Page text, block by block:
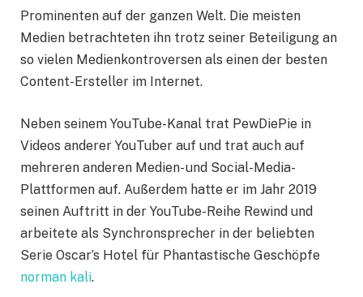
Prominenten auf der ganzen Welt. Die meisten
Medien betrachteten ihn trotz seiner Beteiligung an
so vielen Medienkontroversen als einen der besten
Content-Ersteller im Internet.
Neben seinem YouTube-Kanal trat PewDiePie in
Videos anderer YouTuber auf und trat auch auf
mehreren anderen Medien- und Social-Media-
Plattformen auf. Außerdem hatte er im Jahr 2019
seinen Auftritt in der YouTube-Reihe Rewind und
arbeitete als Synchronsprecher in der beliebten
Serie Oscar’s Hotel für Phantastische Geschöpfe
norman kali.